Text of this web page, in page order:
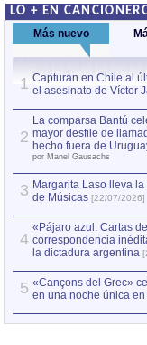
LO + EN
Más nuevo
1 Capturan en Chile al
el asesinato de Víctor
2
La comparsa Bantú
mayor desfile de
hecho fuera de
por Manel Gausachs
3 Margarita Laso lleva
de Músicas [22/07/2026]
4
«Pájaro azul. Cartas
correspondencia
la dictadura argentina
5 «Cançons del Grec»
en una noche única en